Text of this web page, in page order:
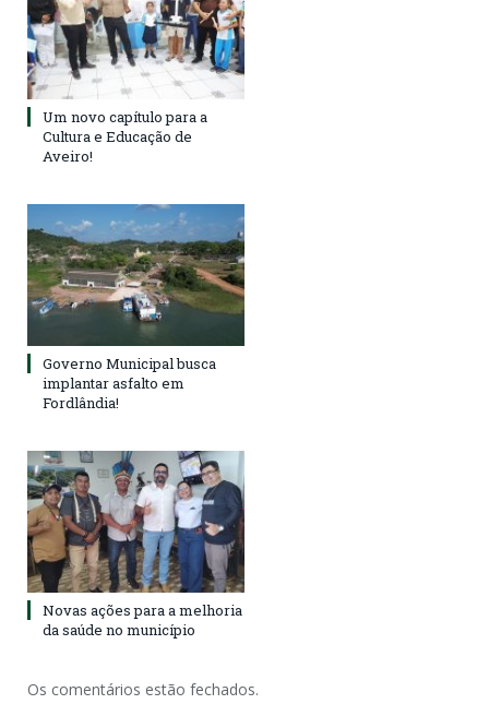
Um novo capítulo para a
Cultura e Educação de
Aveiro!
Governo Municipal busca
implantar asfalto em
Fordlândia!
Novas ações para a melhoria
da saúde no município
Os comentários estão fechados.